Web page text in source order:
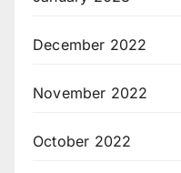
December 2022
November 2022
October 2022